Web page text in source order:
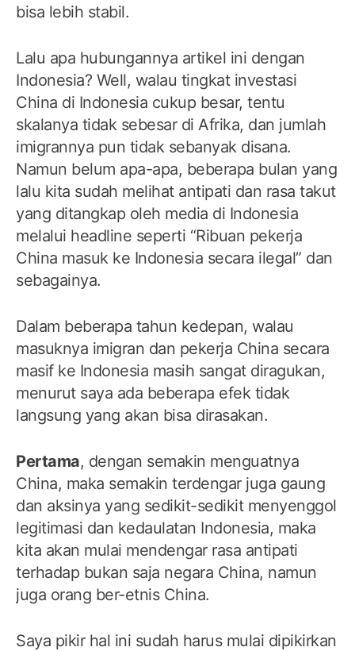
bisa lebih stabil.
Lalu apa hubungannya artikel ini dengan
Indonesia? Well, walau tingkat investasi
China di Indonesia cukup besar, tentu
skalanya tidak sebesar di Afrika, dan jumlah
imigrannya pun tidak sebanyak disana.
Namun belum apa-apa, beberapa bulan yang
lalu kita sudah melihat antipati dan rasa takut
yang ditangkap oleh media di Indonesia
melalui headline seperti “Ribuan pekerja
China masuk ke Indonesia secara ilegal” dan
sebagainya.
Dalam beberapa tahun kedepan, walau
masuknya imigran dan pekerja China secara
masif ke Indonesia masih sangat diragukan,
menurut saya ada beberapa efek tidak
langsung yang akan bisa dirasakan.
Pertama, dengan semakin menguatnya
China, maka semakin terdengar juga gaung
dan aksinya yang sedikit-sedikit menyenggol
legitimasi dan kedaulatan Indonesia, maka
kita akan mulai mendengar rasa antipati
terhadap bukan saja negara China, namun
juga orang ber-etnis China.
Saya pikir hal ini sudah harus mulai dipikirkan